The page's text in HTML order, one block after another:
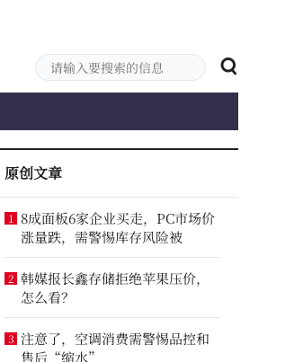
原创文章
1
8成面板6家企业买走，PC市场价
涨量跌，需警惕库存风险被
2 韩媒报长鑫存储拒绝苹果压价，
怎么看？
3 注意了，空调消费需警惕品控和
售后“缩水”